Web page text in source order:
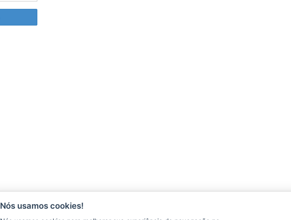
LICITAÇÕES
Arquivo
Nós usamos cookies!